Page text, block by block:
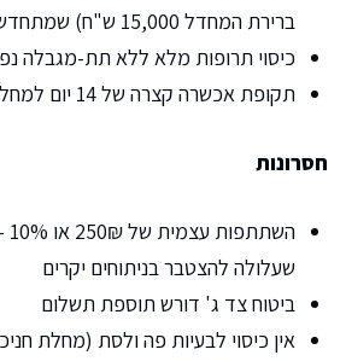
ברירת המחדל 15,000 ש"ח) שמתחדשת כל שנה
כיסוי תרופות מלא ללא תת-מגבלה
תקופת אכשרה קצרה של 14 יום למחלות
חסרונות
שעלולה להצטבר בניתוחים יקרים
ביטוח צד ג' דורש תוספת תשלום
אין כיסוי לבעיות פה ולסת (מחלת